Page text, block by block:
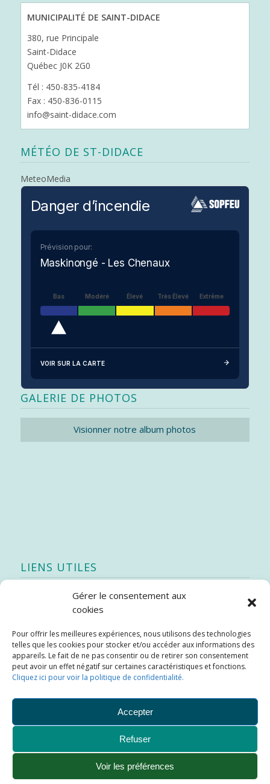
Gérer le consentement aux
cookies
Pour offrir les meilleures expériences, nous utilisons des technologies
telles que les cookies pour stocker et/ou accéder aux informations des
appareils. Le fait de ne pas consentir ou de retirer son consentement
peut avoir un effet négatif sur certaines caractéristiques et fonctions.
Cliquez ici pour voir la politique de confidentialité.
Accepter
Refuser
Voir les préférences
MUNICIPALITÉ DE SAINT-DIDACE
380, rue Principale
Saint-Didace
Québec J0K 2G0
Tél : 450-835-4184
Fax : 450-836-0115
info@saint-didace.com
MÉTÉO DE ST-DIDACE
MeteoMedia
Danger d’incendie
Prévision pour:
Maskinongé - Les Chenaux
Bas Modéré Élevé Très Élevé Extrême
VOIR SUR LA CARTE
GALERIE DE PHOTOS
Visionner notre album photos
LIENS UTILES
Quoi de neuf
Stratégie québécoise d’économie d’eau potable
Bibliothèque
Météo locale